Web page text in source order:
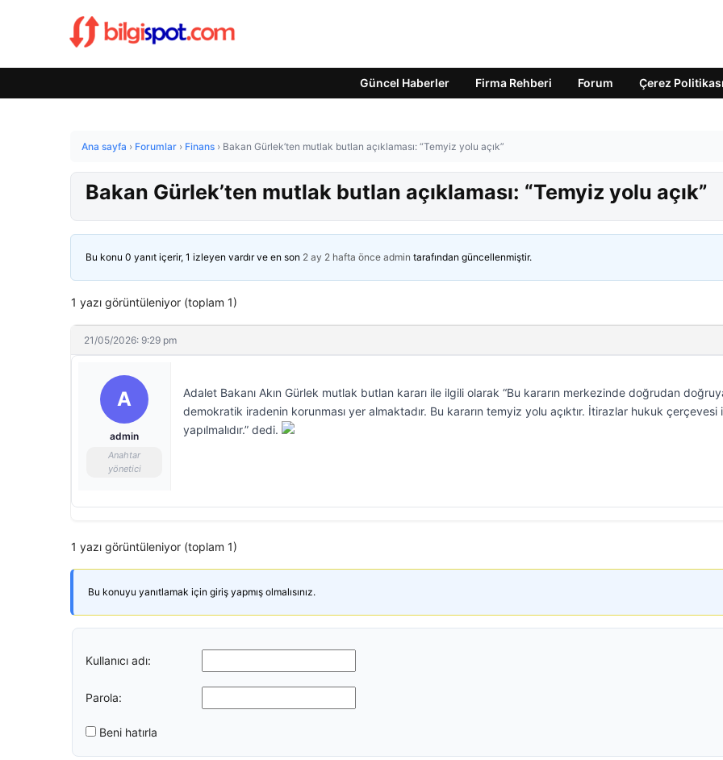
Güncel Haberler Firma Rehberi Forum Çerez Politikası
Ana sayfa › Forumlar › Finans › Bakan Gürlek’ten mutlak butlan açıklaması: “Temyiz yolu açık”
Bakan Gürlek’ten mutlak butlan açıklaması: “Temyiz yolu açık”
Bu konu 0 yanıt içerir, 1 izleyen vardır ve en son 2 ay 2 hafta önce admin tarafından güncellenmiştir.
1 yazı görüntüleniyor (toplam 1)
21/05/2026: 9:29 pm
A
admin
Anahtar
yönetici
Adalet Bakanı Akın Gürlek mutlak butlan kararı ile ilgili olarak “Bu kararın merkezinde doğrudan
demokratik iradenin korunması yer almaktadır. Bu kararın temyiz yolu açıktır. İtirazlar hukuk çerçevesi
yapılmalıdır.” dedi.
1 yazı görüntüleniyor (toplam 1)
Bu konuyu yanıtlamak için giriş yapmış olmalısınız.
Kullanıcı adı:
Parola:
Beni hatırla